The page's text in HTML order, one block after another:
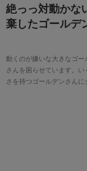
絶っっ対動かな
棄したゴールデ
動くのが嫌いな大きなゴ
さんを困らせています。
さを持つゴールデンさんに